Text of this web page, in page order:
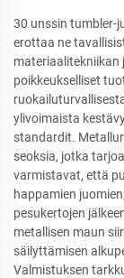
30 unssin tumbler-
erottaa ne
materiaalitekniikan
poikkeukselliset
ylivoimaista
standardit.
seoksia, jotka
varmistavat, että
happamien
pesukertojen
metallisen maun
säilyttämisen
Valmistuksen